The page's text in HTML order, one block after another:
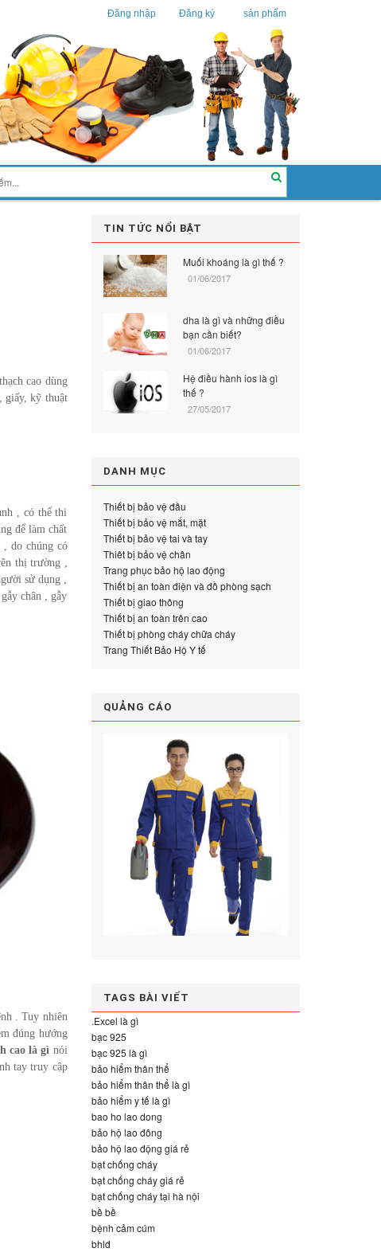
Đăng nhập Đăng ký sản phẩm
cao dùng
giấy, kỹ thuật
, có thể thi
để làm chất
do chúng có
thị trường ,
sử dụng ,
chân , gẫy
. Tuy nhiên
đúng hướng
cao là gì nói
tay truy cập
TIN TỨC NỔI BẬT
Muối khoáng là gì thế ?
01/06/2017
dha là gì và những điều
bạn cần biết?
01/06/2017
Hệ điều hành ios là gì
thế ?
27/05/2017
DANH MỤC
Thiết bị bảo vệ đầu
Thiết bị bảo vệ mắt, mặt
Thiết bị bảo vệ tai và tay
Thiêt bị bảo vệ chân
Trang phục bảo hộ lao động
Thiết bị an toàn điện và đồ phòng sạch
Thiết bị giao thông
Thiết bị an toàn trên cao
Thiết bị phòng cháy chữa cháy
Trang Thiết Bảo Hộ Y tế
QUẢNG CÁO
TAGS BÀI VIẾT
.Excel là gì
bạc 925
bạc 925 là gì
bảo hiểm thân thể
bảo hiểm thân thể là gì
bảo hiểm y tế là gì
bao ho lao dong
bảo hộ lao đông
bảo hộ lao động giá rẻ
bạt chống cháy
bạt chống cháy giá rẻ
bạt chống cháy tại hà nội
bề bề
bệnh cảm cúm
bhlđ